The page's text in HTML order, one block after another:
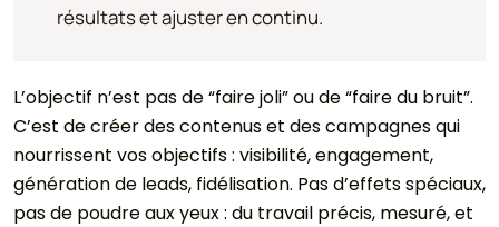
résultats et ajuster en continu.
L’objectif n’est pas de “faire joli” ou de “faire du bruit”.
C’est de créer des contenus et des campagnes qui
nourrissent vos objectifs : visibilité, engagement,
génération de leads, fidélisation. Pas d’effets spéciaux,
pas de poudre aux yeux : du travail précis, mesuré, et